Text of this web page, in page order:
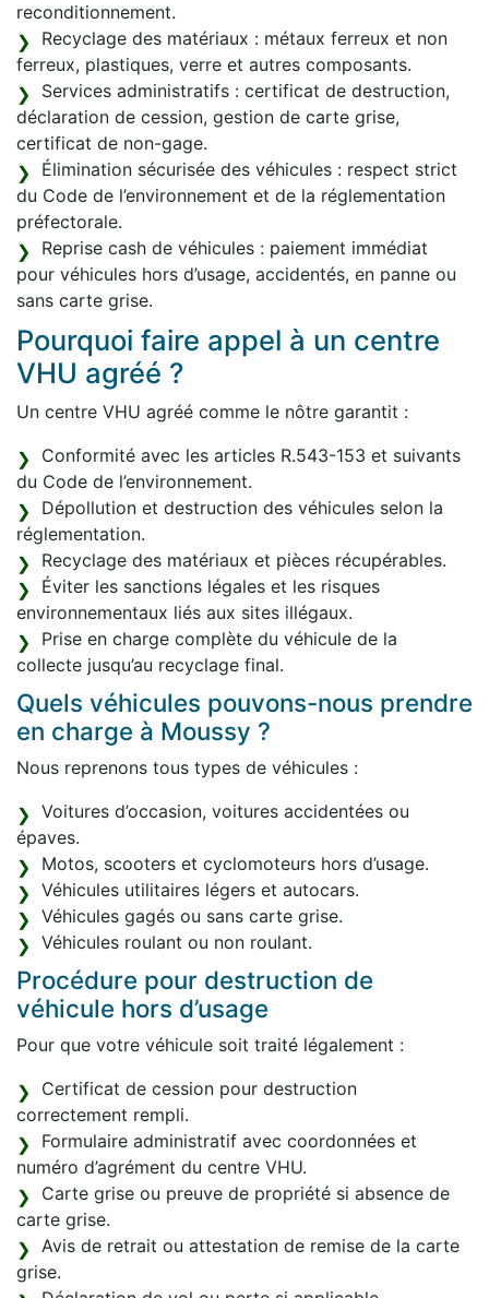
reconditionnement.
Recyclage des matériaux : métaux ferreux et non
ferreux, plastiques, verre et autres composants.
Services administratifs : certificat de destruction,
déclaration de cession, gestion de carte grise,
certificat de non-gage.
Élimination sécurisée des véhicules : respect strict
du Code de l’environnement et de la réglementation
préfectorale.
Reprise cash de véhicules : paiement immédiat
pour véhicules hors d’usage, accidentés, en panne ou
sans carte grise.
Pourquoi faire appel à un centre
VHU agréé ?
Un centre VHU agréé comme le nôtre garantit :
Conformité avec les articles R.543-153 et suivants
du Code de l’environnement.
Dépollution et destruction des véhicules selon la
réglementation.
Recyclage des matériaux et pièces récupérables.
Éviter les sanctions légales et les risques
environnementaux liés aux sites illégaux.
Prise en charge complète du véhicule de la
collecte jusqu’au recyclage final.
Quels véhicules pouvons-nous prendre
en charge à Moussy ?
Nous reprenons tous types de véhicules :
Voitures d’occasion, voitures accidentées ou
épaves.
Motos, scooters et cyclomoteurs hors d’usage.
Véhicules utilitaires légers et autocars.
Véhicules gagés ou sans carte grise.
Véhicules roulant ou non roulant.
Procédure pour destruction de
véhicule hors d’usage
Pour que votre véhicule soit traité légalement :
Certificat de cession pour destruction
correctement rempli.
Formulaire administratif avec coordonnées et
numéro d’agrément du centre VHU.
Carte grise ou preuve de propriété si absence de
carte grise.
Avis de retrait ou attestation de remise de la carte
grise.